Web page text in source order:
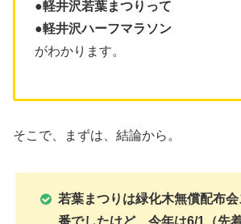
●軽井沢若葉まつりって
●軽井沢ハーフマラソン
がわかります。
そこで、まずは、結論から。
若葉まつりは緑化木無償配布
番でしたけど、今年は6/1（先